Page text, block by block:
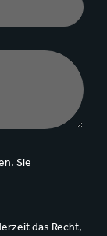
Sie
das Recht,